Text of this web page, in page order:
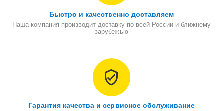
Быстро и качественно доставляем
Наша компания производит доставку по всей России и ближнему
зарубежью
Гарантия качества и сервисное обслуживание